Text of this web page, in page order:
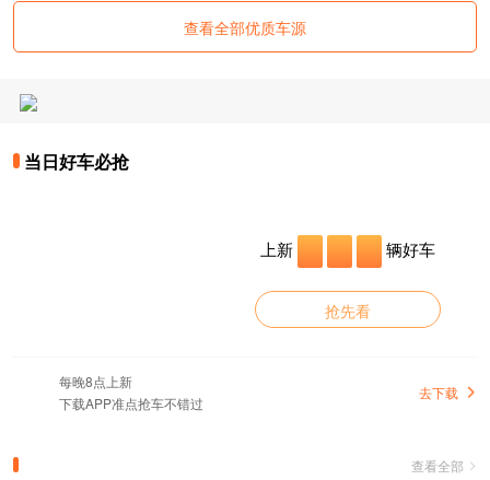
查看全部优质车源
当日好车必抢
上新 辆好车
抢先看
每晚8点上新
下载APP准点抢车不错过
去下载
查看全部